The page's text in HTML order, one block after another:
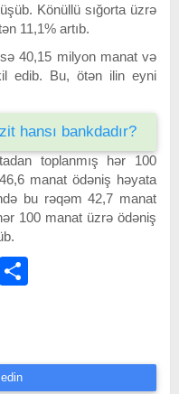
Könüllü sığorta üzrə
11,1% artıb.
40,15 milyon manat və
edib. Bu, ötən ilin eyni
hansı bankdadır?
toplanmış hər 100
manat ödəniş həyata
bu rəqəm 42,7 manat
100 manat üzrə ödəniş